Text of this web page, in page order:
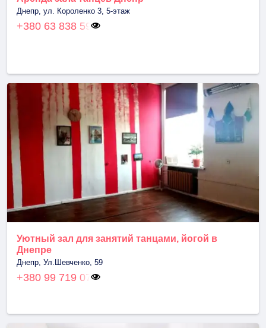
Днепр, ул. Короленко 3, 5-этаж
+380 63 838 59
Уютный зал для занятий танцами, йогой в
Днепре
Днепр, Ул.Шевченко, 59
+380 99 719 07